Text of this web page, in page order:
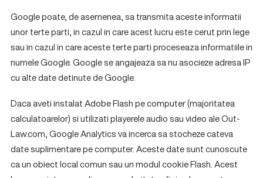
Google poate, de asemenea, sa transmita aceste informatii
unor terte parti, in cazul in care acest lucru este cerut prin lege
sau in cazul in care aceste terte parti proceseaza informatiile in
numele Google. Google se angajeaza sa nu asocieze adresa IP
cu alte date detinute de Google.
Daca aveti instalat Adobe Flash pe computer (majoritatea
calculatoarelor) si utilizati playerele audio sau video ale Out-
Law.com, Google Analytics va incerca sa stocheze cateva
date suplimentare pe computer. Aceste date sunt cunoscute
ca un obiect local comun sau un modul cookie Flash. Acest